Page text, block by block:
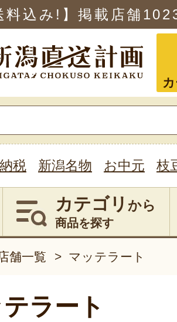
料込み!】掲載店舗
税 新潟名物 お中元 枝
カテゴリ から
商品を探す
舗一覧 > マッテラート
ラート